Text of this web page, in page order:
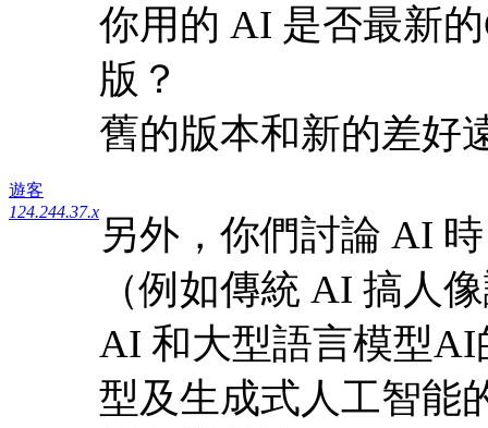
遊客
124.244.37.x
你用的 AI 是否最新的
版？
舊的版本和新的差好
另外，你們討論 AI
（例如傳統 AI 搞人
AI 和大型語言模型
型及生成式人工智能